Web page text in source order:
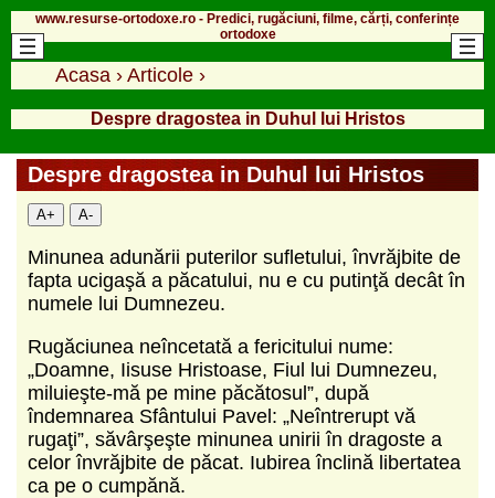
www.resurse-ortodoxe.ro - Predici, rugăciuni, filme, cărți, conferințe
ortodoxe
Acasa › Articole ›
Despre dragostea in Duhul lui Hristos
Despre dragostea in Duhul lui Hristos
A+ A-
Minunea adunării puterilor sufletului, învrăjbite de
fapta ucigaşă a păcatului, nu e cu putinţă decât în
numele lui Dumnezeu.
Rugăciunea neîncetată a fericitului nume:
„Doamne, Iisuse Hristoase, Fiul lui Dumnezeu,
miluieşte-mă pe mine păcătosul”, după
îndemnarea Sfântului Pavel: „Neîntrerupt vă
rugaţi”, săvârşeşte minunea unirii în dragoste a
celor învrăjbite de păcat. Iubirea înclină libertatea
ca pe o cumpănă.